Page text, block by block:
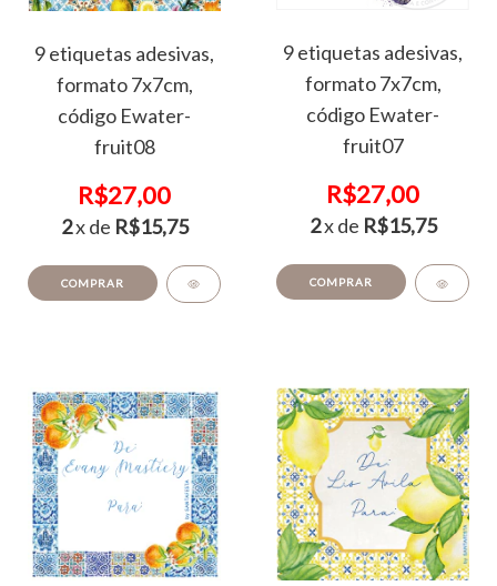
9 etiquetas adesivas,
formato 7x7cm,
código Ewater-
fruit08
R$27,00
2x de R$15,75
COMPRAR
9 etiquetas adesivas,
formato 7x7cm,
código Ewater-
fruit07
R$27,00
2x de R$15,75
COMPRAR